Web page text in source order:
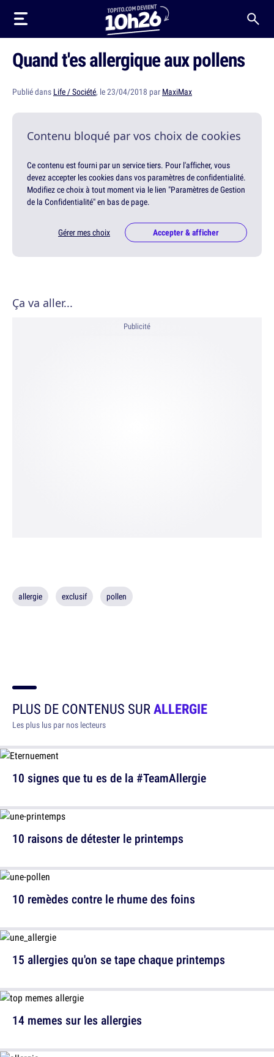
Quand t'es allergique aux pollens
Publié dans Life / Société, le 23/04/2018 par MaxiMax
Contenu bloqué par vos choix de cookies
Ce contenu est fourni par un service tiers. Pour l'afficher, vous
devez accepter les cookies dans vos paramètres de confidentialité.
Modifiez ce choix à tout moment via le lien "Paramètres de Gestion
de la Confidentialité" en bas de page.
Gérer mes choix Accepter & afficher
Ça va aller...
Publicité
allergie exclusif pollen
PLUS DE CONTENUS SURALLERGIE
Les plus lus par nos lecteurs
10 signes que tu es de la #TeamAllergie
10 remèdes contre le rhume des foins
14 memes sur les allergies
10 raisons de détester le printemps
15 allergies qu'on se tape chaque printemps